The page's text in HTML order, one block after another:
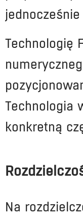
Technologię
Technologia
konkretną
Na